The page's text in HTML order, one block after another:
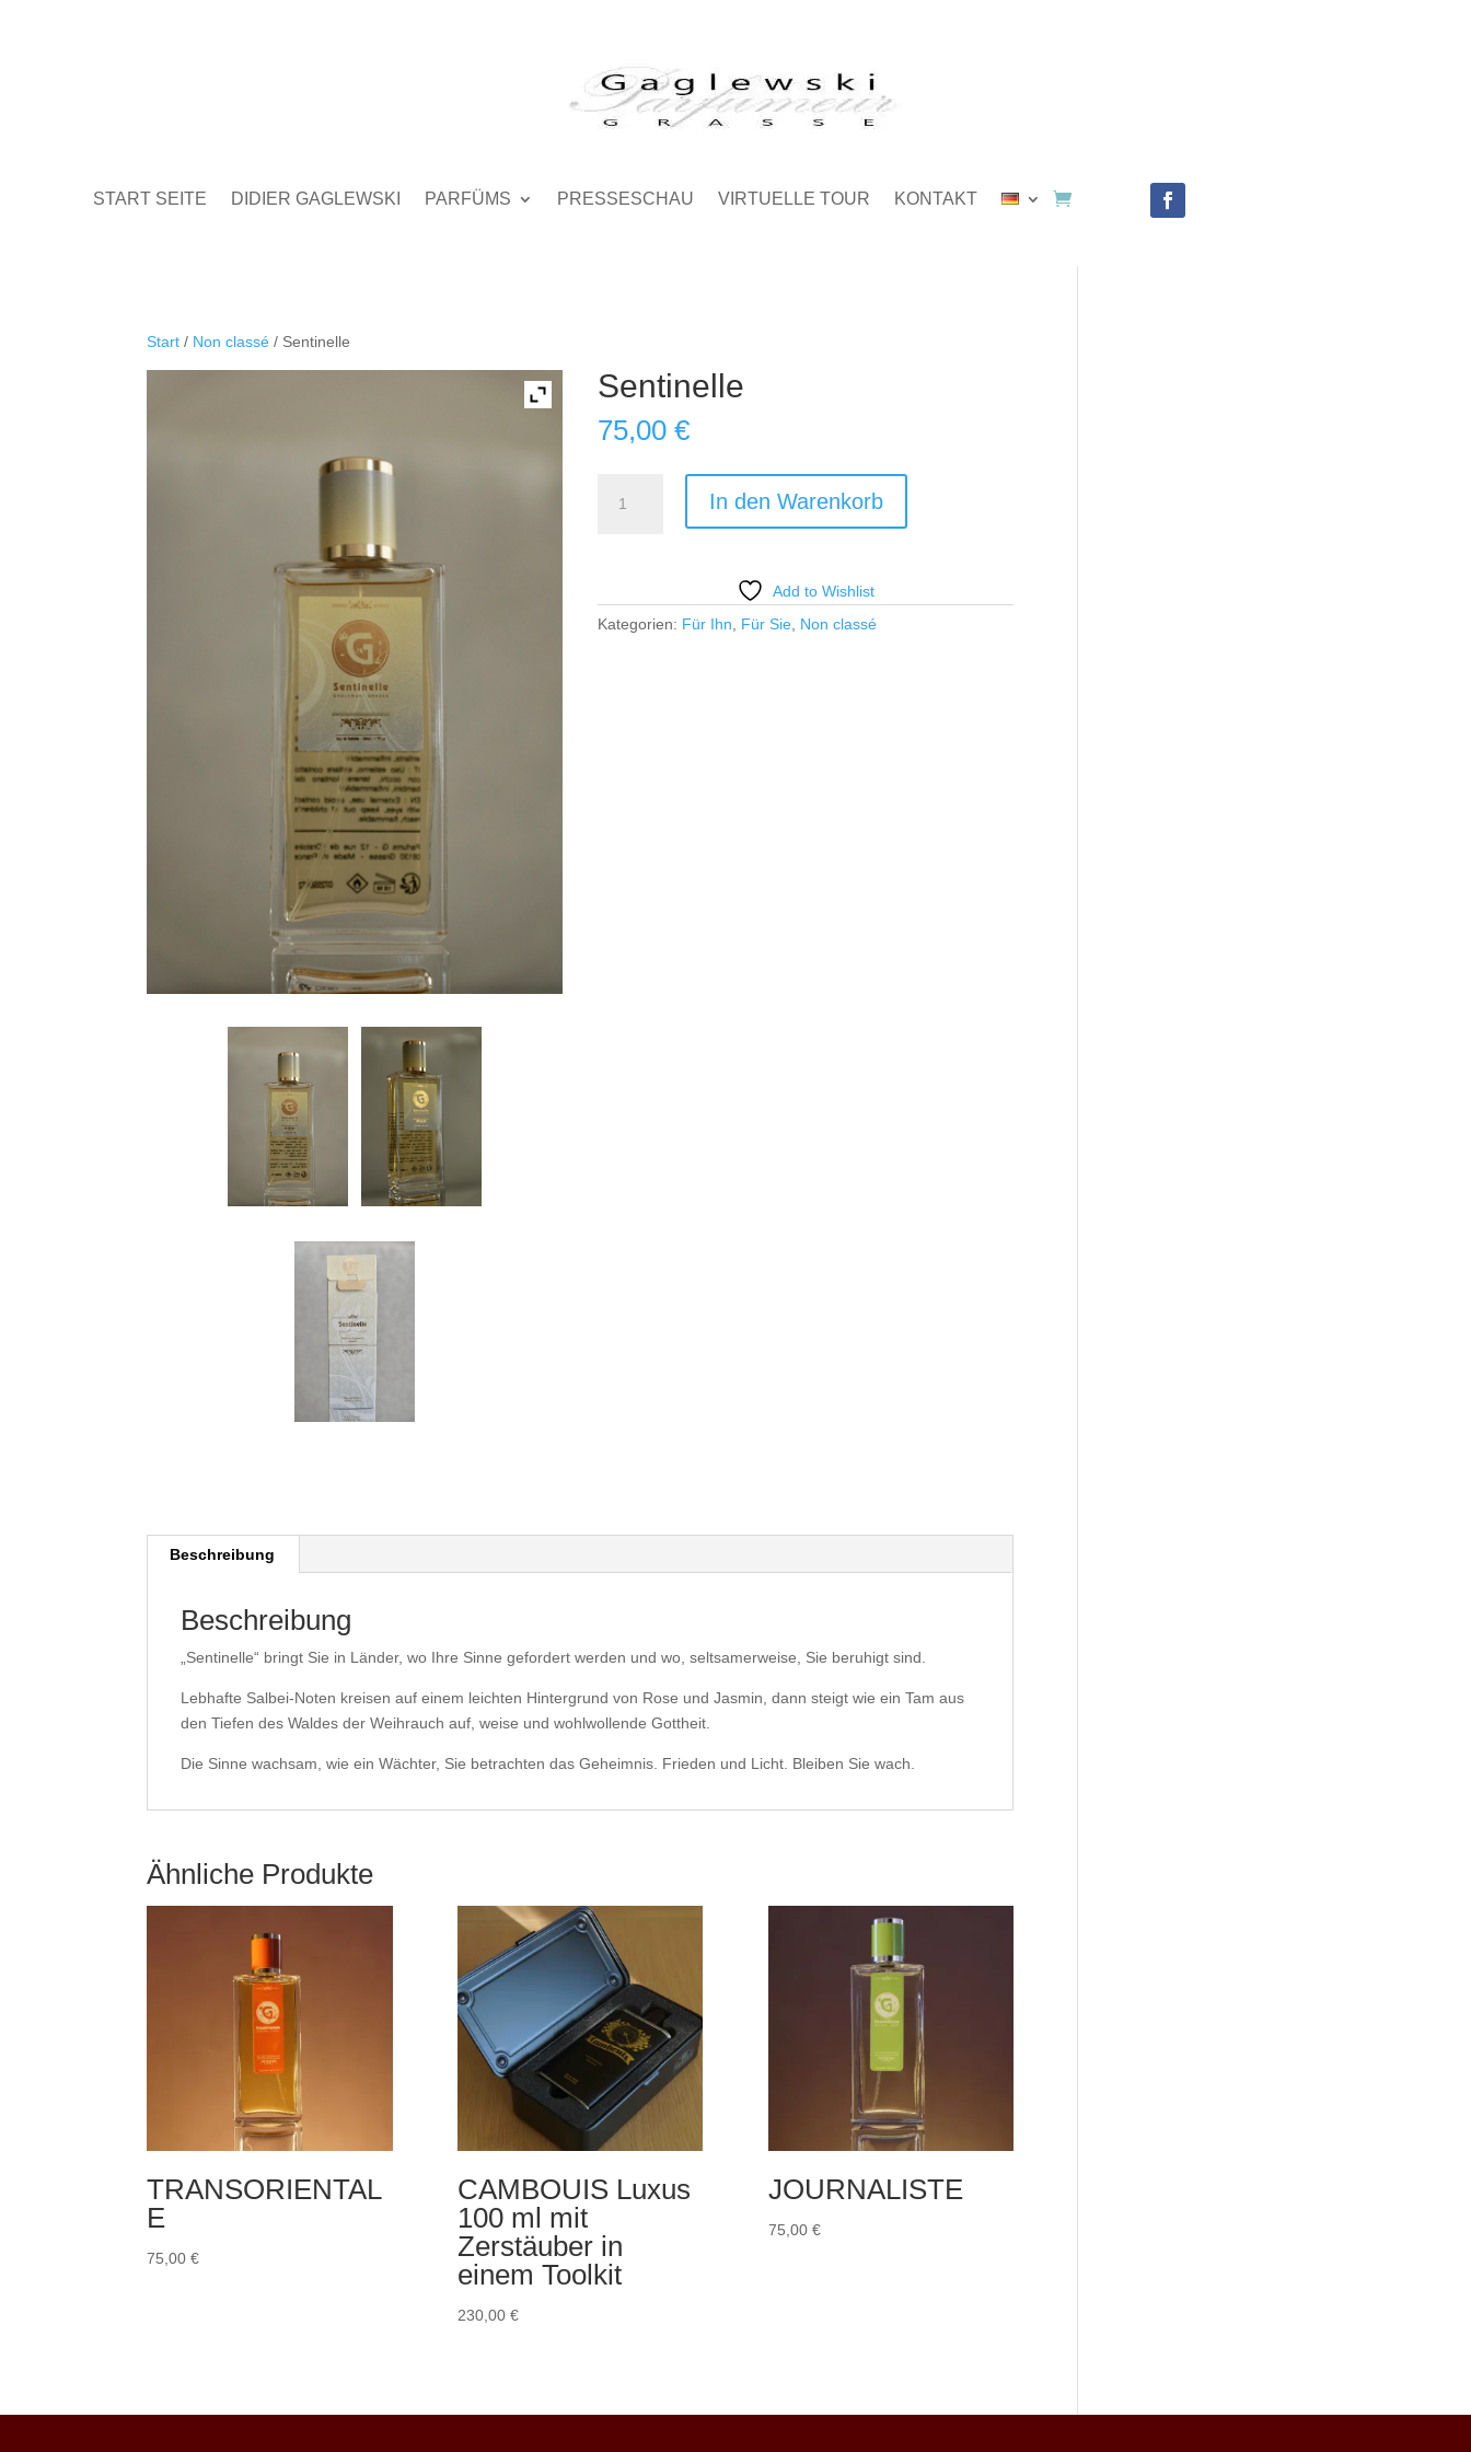
START SEITE DIDIER GAGLEWSKI PARFÜMS PRESSESCHAU VIRTUELLE TOUR KONTAKT
Start / Non classé / Sentinelle
Sentinelle
75,00€
Menge
In den Warenkorb
Add to Wishlist
Kategorien: Für Ihn Für Sie Non classé
Beschreibung
Beschreibung
„Sentinelle“ bringt Sie in Länder, wo Ihre Sinne gefordert werden und wo, seltsamerweise, Sie beruhigt sind.
Lebhafte Salbei-Noten kreisen auf einem leichten Hintergrund von Rose und Jasmin, dann steigt wie ein Tam aus
den Tiefen des Waldes der Weihrauch auf, weise und wohlwollende Gottheit.
Die Sinne wachsam, wie ein Wächter, Sie betrachten das Geheimnis. Frieden und Licht. Bleiben Sie wach.
Ähnliche Produkte
TRANSORIENTAL
E
75,00€
CAMBOUIS Luxus
100 ml mit
Zerstäuber in
einem Toolkit
230,00 €
JOURNALISTE
75,00 €